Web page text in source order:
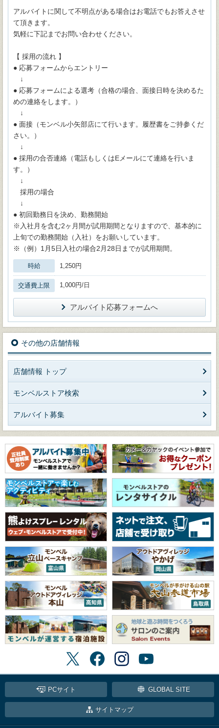
アルバイトに関して不明点がある場合はお電話でもお答えさせ
て頂きます。
気軽に下記までお問い合わせください。
【 採用の流れ 】
● 応募フォームからエントリー
↓
● 応募フォームによる選考（合格の場合、面接日時を決めるた
めの連絡をします。）
↓
● 面接（モンベル小矢部店にて行います。履歴書をご持参くだ
さい。）
↓
● 採用の合否連絡（電話もしくはEメールにて連絡を行いま
す。）
↓
採用の場合
↓
● 初回勤務日を決め、勤務開始
※入社月を含む2ヶ月間が試用期間となりますので、基本的に
上旬での勤務開始（入社）をお願いしています。
※（例）1月5日入社の場合2月28日までが試用期間。
時給 1,250円
交通費上限 1,000円/日
アルバイト応募フォームへ
その他の店舗情報
店舗情報 トップ
モンベルストア検索
アルバイト募集
PCサイト GLOBAL SITE
サイトマップ